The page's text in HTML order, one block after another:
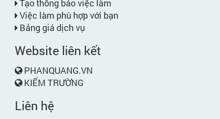
Tạo thông báo việc làm
Việc làm phù hợp với bạn
Bảng giá dịch vụ
Website liên kết
PHANQUANG.VN
KIẾM TRƯỜNG
Liên hệ